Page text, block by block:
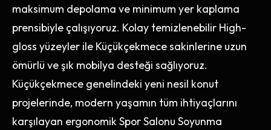
maksimum depolama ve minimum yer kaplama
prensibiyle çalışıyoruz. Kolay temizlenebilir High-
gloss yüzeyler ile Küçükçekmece sakinlerine uzun
ömürlü ve şık mobilya desteği sağlıyoruz.
Küçükçekmece genelindeki yeni nesil konut
projelerinde, modern yaşamın tüm ihtiyaçlarını
karşılayan ergonomik Spor Salonu Soyunma